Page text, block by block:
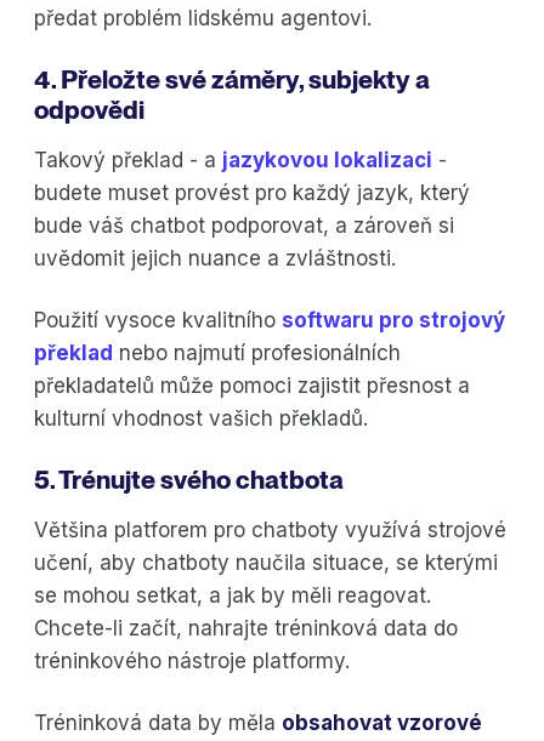
předat problém lidskému agentovi.
4. Přeložte své záměry, subjekty a
odpovědi
Takový překlad - a jazykovou lokalizaci -
budete muset provést pro každý jazyk, který
bude váš chatbot podporovat, a zároveň si
uvědomit jejich nuance a zvláštnosti.
Použití vysoce kvalitního softwaru pro strojový
překlad nebo najmutí profesionálních
překladatelů může pomoci zajistit přesnost a
kulturní vhodnost vašich překladů.
5. Trénujte svého chatbota
Většina platforem pro chatboty využívá strojové
učení, aby chatboty naučila situace, se kterými
se mohou setkat, a jak by měli reagovat.
Chcete-li začít, nahrajte tréninková data do
tréninkového nástroje platformy.
Tréninková data by měla obsahovat vzorové